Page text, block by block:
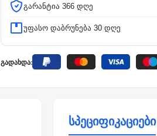
გარანტია 366 დღე
უფასო დაბრუნება 30 დღე
გადახდა:
სპეციფიკაციები